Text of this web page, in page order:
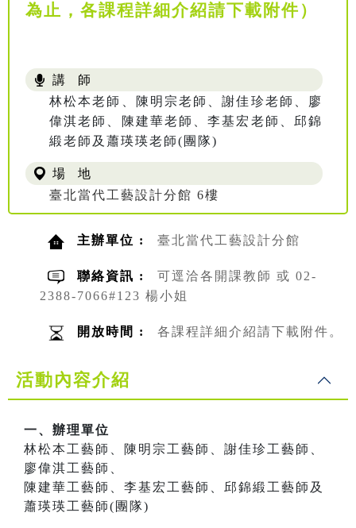
為止，各課程詳細介紹請下載附件）
講 師
林松本老師、陳明宗老師、謝佳珍老師、廖
偉淇老師、陳建華老師、李基宏老師、邱錦
緞老師及蕭瑛瑛老師(團隊)
場 地
臺北當代工藝設計分館 6樓
主辦單位 : 臺北當代工藝設計分館
聯絡資訊 :
可逕洽各開課教師 或 02-
2388-7066#123 楊小姐
開放時間 : 各課程詳細介紹請下載附件。
活動內容介紹
一、辦理單位
林松本工藝師、陳明宗工藝師、謝佳珍工藝師、
廖偉淇工藝師、
陳建華工藝師、李基宏工藝師、邱錦緞工藝師及
蕭瑛瑛工藝師(團隊)